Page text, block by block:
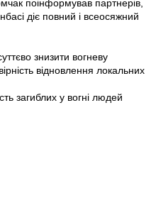
поінформував партнерів,
діє повний і всеосяжний
знизити вогневу
відновлення локальних
загиблих у вогні людей